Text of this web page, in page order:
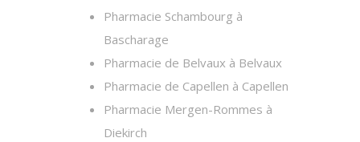
Pharmacie Schambourg à
Bascharage
Pharmacie de Belvaux à Belvaux
Pharmacie de Capellen à Capellen
Pharmacie Mergen-Rommes à
Diekirch